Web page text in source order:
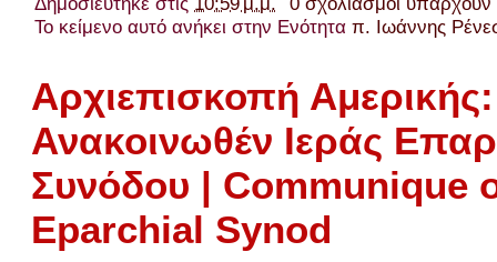
Το κείμενο αυτό ανήκει στην Ενότηταπ. Ιωάννης
Αρχιεπισκοπή Αμερικής:
Ανακοινωθέν Ιεράς
Συνόδου | Communique
Eparchial Synod